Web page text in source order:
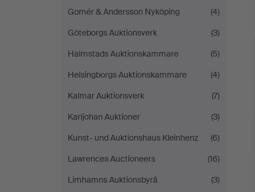
Gomér & Andersson Nyköping
(4)
Göteborgs Auktionsverk
(3)
Halmstads Auktionskammare
(5)
Helsingborgs Auktionskammare
(4)
Kalmar Auktionsverk
(7)
Karljohan Auktioner
(3)
Kunst- und Auktionshaus Kleinhenz
(6)
Lawrences Auctioneers
(16)
Limhamns Auktionsbyrå
(3)